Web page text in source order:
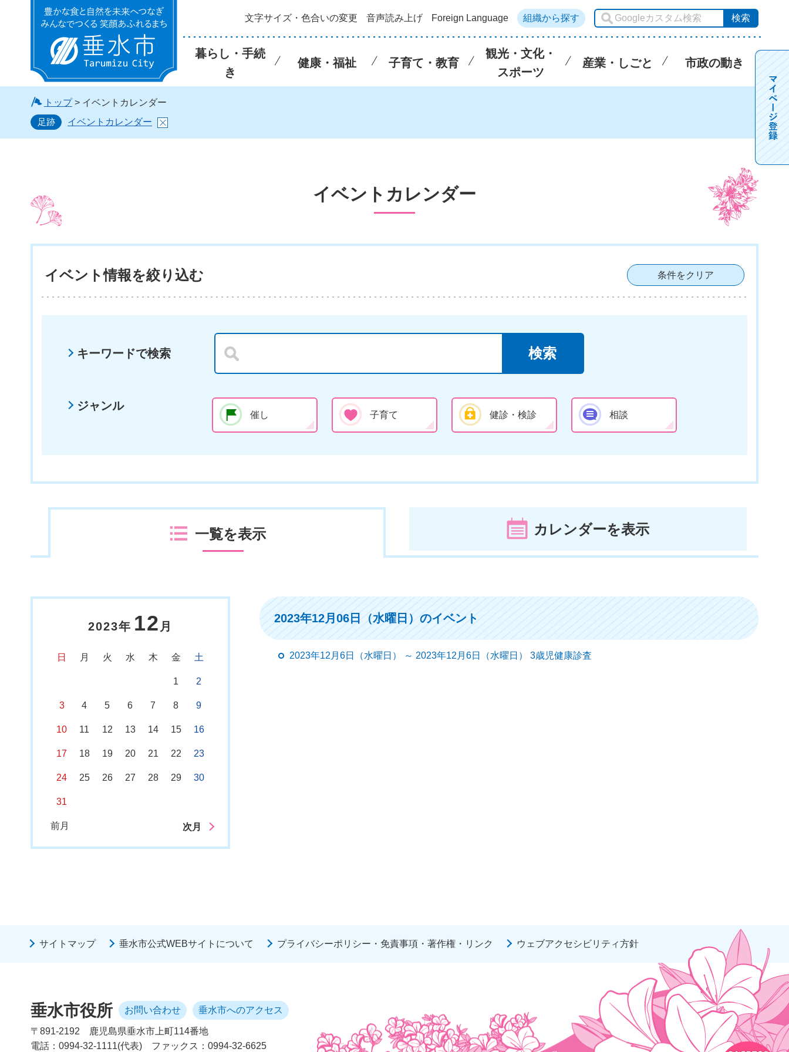
垂水市 文字サイズ・色合いの変更 音声読み上げ Foreign Language 組織から探す
暮らし・手続
き
健康・福祉 子育て・教育
観光・文化・
スポーツ
産業・しごと 市政の動き
トップ> イベントカレンダー
足跡
イベントカレンダー
イベントカレンダー
イベント情報を絞り込む 条件をクリア
キーワードで検索
ジャンル
催し 子育て 健診・検診 相談
一覧を表示 カレンダーを表示
2023年 12 月
日 月 火 水 木 金 土
1 2
3 4 5 6 7 8 9
10 11 12 13 14 15 16
17 18 19 20 21 22 23
24 25 26 27 28 29 30
31
前月 次月
2023年12月06日（水曜日）のイベント
2023年12月6日（水曜日） ～ 2023年12月6日（水曜日） 3歳児健康診査
サイトマップ 垂水市公式WEBサイトについて プライバシーポリシー・免責事項・著作権・リンク ウェブアクセシビリティ方針
垂水市役所 お問い合わせ 垂水市へのアクセス
〒891-2192
鹿児島県垂水市上町114番地
電話：0994-32-1111(代表)
ファックス：0994-32-6625